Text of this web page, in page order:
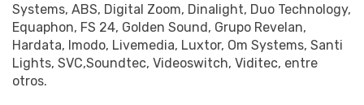
Systems, ABS, Digital Zoom, Dinalight, Duo Technology,
Equaphon, FS 24, Golden Sound, Grupo Revelan,
Hardata, Imodo, Livemedia, Luxtor, Om Systems, Santi
Lights, SVC,Soundtec, Videoswitch, Viditec, entre
otros.